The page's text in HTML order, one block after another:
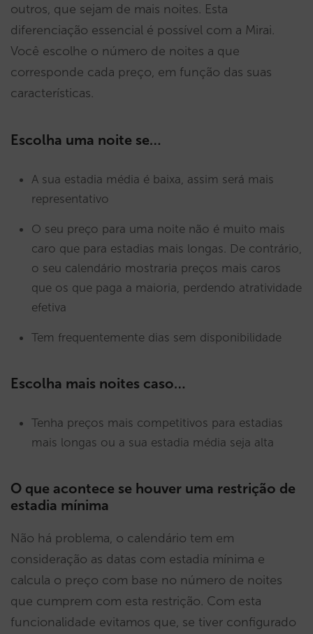
outros, que sejam de mais noites. Esta
diferenciação essencial é possível com a Mirai.
Você escolhe o número de noites a que
corresponde cada preço, em função das suas
características.
Escolha uma noite se…
A sua estadia média é baixa, assim será mais
representativo
O seu preço para uma noite não é muito mais
caro que para estadias mais longas. De contrário,
o seu calendário mostraria preços mais caros
que os que paga a maioria, perdendo atratividade
efetiva
Tem frequentemente dias sem disponibilidade
Escolha mais noites caso…
Tenha preços mais competitivos para estadias
mais longas ou a sua estadia média seja alta
O que acontece se houver uma restrição de
estadia mínima
Não há problema, o calendário tem em
consideração as datas com estadia mínima e
calcula o preço com base no número de noites
que cumprem com esta restrição. Com esta
funcionalidade evitamos que, se tiver configurado